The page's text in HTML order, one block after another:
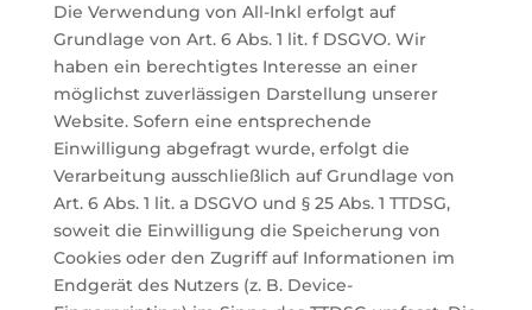
Die Verwendung von All-Inkl erfolgt auf
Grundlage von Art. 6 Abs. 1 lit. f DSGVO. Wir
haben ein berechtigtes Interesse an einer
möglichst zuverlässigen Darstellung unserer
Website. Sofern eine entsprechende
Einwilligung abgefragt wurde, erfolgt die
Verarbeitung ausschließlich auf Grundlage von
Art. 6 Abs. 1 lit. a DSGVO und § 25 Abs. 1 TTDSG,
soweit die Einwilligung die Speicherung von
Cookies oder den Zugriff auf Informationen im
Endgerät des Nutzers (z. B. Device-